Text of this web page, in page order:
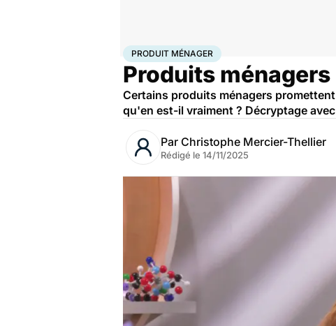
AccueilSantéProduit ménager
PRODUIT MÉNAGER
Produits
Certains produits ménagers
qu'en est-il vraiment ? Décryptage
Par Christophe Mercier-Thellier
Rédigé le 14/11/2025